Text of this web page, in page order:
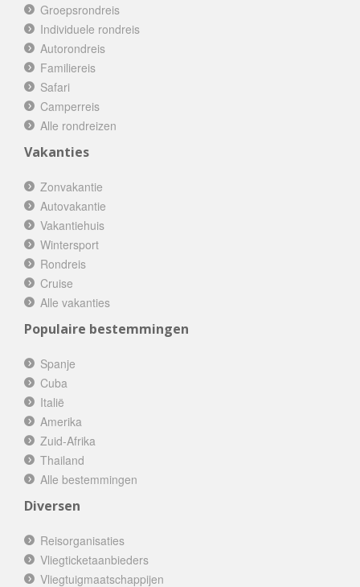
Groepsrondreis
Individuele rondreis
Autorondreis
Familiereis
Safari
Camperreis
Alle rondreizen
Vakanties
Zonvakantie
Autovakantie
Vakantiehuis
Wintersport
Rondreis
Cruise
Alle vakanties
Populaire bestemmingen
Spanje
Cuba
Italië
Amerika
Zuid-Afrika
Thailand
Alle bestemmingen
Diversen
Reisorganisaties
Vliegticketaanbieders
Vliegtuigmaatschappijen